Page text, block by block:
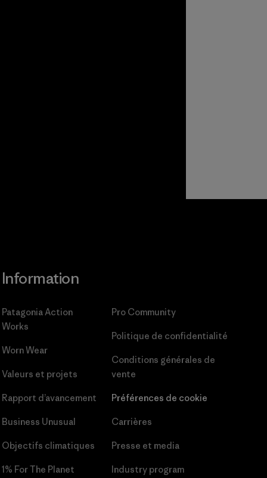
Information
Patagonia Action
Works
Worn Wear
Valeurs et projets
Rapport d’avancement
Business Unusual
Objectifs climatiques
1% For The Planet
Pro Community
Politique de confidentialité
Conditions générales de
vente
Préférences de cookie
Carrières
Presse et media
Industry program